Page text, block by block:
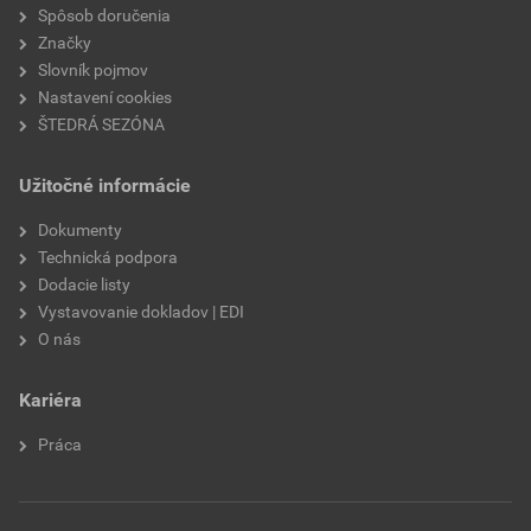
nasiakavosť
prídržnosť
paropriepustnosť
značka
použitie
Spôsob doručenia
Značky
Slovník pojmov
Nastavení cookies
ŠTEDRÁ SEZÓNA
Užitočné informácie
Dokumenty
Technická podpora
Dodacie listy
Vystavovanie dokladov | EDI
O nás
Kariéra
Práca